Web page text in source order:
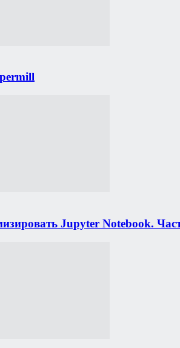
Jupyter Notebook.